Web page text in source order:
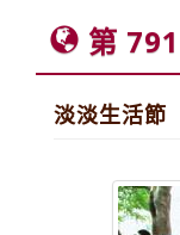
第
淡淡生活節